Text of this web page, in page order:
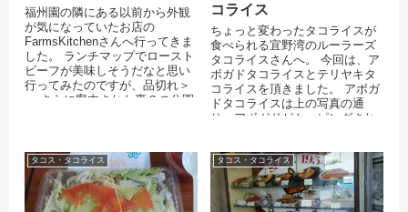
福州園の隣にある以前から外観
が気になっていたお店の
FarmsKitchenさんへ行ってきま
した。 ランチマップでロースト
ビーフが美味しそうだなと思い
行ってみたのですが、品切れ＞
＜ さらに案内された裏？の公園
コライス
ちょっと変わったタコライスが
食べられる宜野湾のルーラーズ
タコライスさんへ。 今回は、ア
ボガドタコライスとテリヤキタ
コライスを頂きました。 アボガ
ドタコライスは上の写真の通
り、アボガドがトッピングされ
タコス・タコライス タコス・タコライス